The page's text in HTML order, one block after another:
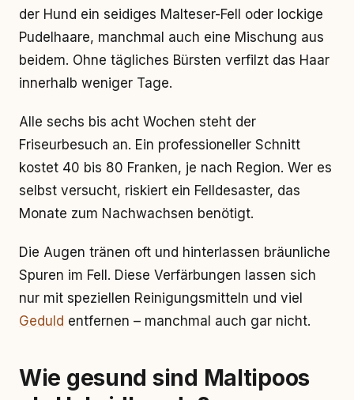
der Hund ein seidiges Malteser-Fell oder lockige
Pudelhaare, manchmal auch eine Mischung aus
beidem. Ohne tägliches Bürsten verfilzt das Haar
innerhalb weniger Tage.
Alle sechs bis acht Wochen steht der
Friseurbesuch an. Ein professioneller Schnitt
kostet 40 bis 80 Franken, je nach Region. Wer es
selbst versucht, riskiert ein Felldesaster, das
Monate zum Nachwachsen benötigt.
Die Augen tränen oft und hinterlassen bräunliche
Spuren im Fell. Diese Verfärbungen lassen sich
nur mit speziellen Reinigungsmitteln und viel
Geduld entfernen – manchmal auch gar nicht.
Wie gesund sind Maltipoos